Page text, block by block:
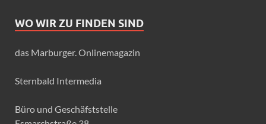
WO WIR ZU FINDEN SIND
das Marburger. Onlinemagazin
Sternbald Intermedia
Büro und Geschäfststelle